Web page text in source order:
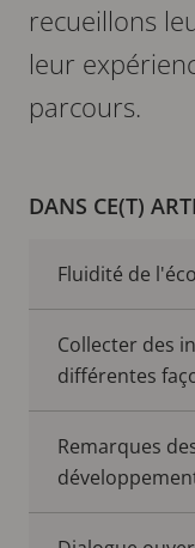
recueillons
leur
parcours.
DANS CE(T)
Fluidité de
Collecter des
différentes
Remarques